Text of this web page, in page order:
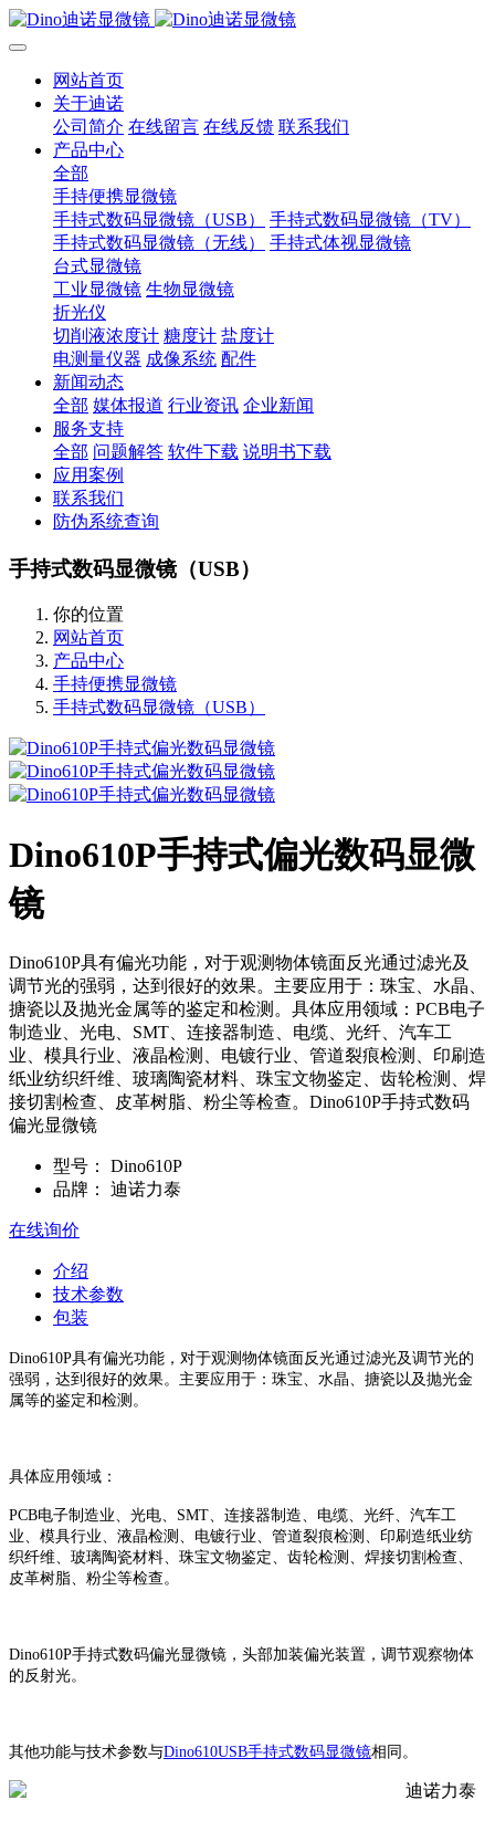
网站首页
关于迪诺
公司简介 在线留言 在线反馈 联系我们
产品中心
全部
手持便携显微镜
手持式数码显微镜（USB）
手持式数码显微镜（TV）
手持式数码显微镜（无线）
手持式体视显微镜
台式显微镜
工业显微镜 生物显微镜
折光仪
切削液浓度计 糖度计 盐度计
电测量仪器 成像系统 配件
新闻动态
全部 媒体报道 行业资讯 企业新闻
服务支持
全部 问题解答 软件下载 说明书下载
应用案例
联系我们
防伪系统查询
手持式数码显微镜（USB）
你的位置
网站首页
产品中心
手持便携显微镜
手持式数码显微镜（USB）
Dino610P手持式偏光数码显微
镜
Dino610P具有偏光功能，对于观测物体镜面反光通过滤光及
调节光的强弱，达到很好的效果。主要应用于：珠宝、水晶、
搪瓷以及抛光金属等的鉴定和检测。具体应用领域：PCB电子
制造业、光电、SMT、连接器制造、电缆、光纤、汽车工
业、模具行业、液晶检测、电镀行业、管道裂痕检测、印刷造
纸业纺织纤维、玻璃陶瓷材料、珠宝文物鉴定、齿轮检测、焊
接切割检查、皮革树脂、粉尘等检查。Dino610P手持式数码
偏光显微镜
型号：
Dino610P
品牌：
迪诺力泰
在线询价
介绍
技术参数
包装
Dino610P具有偏光功能，对于观测物体镜面反光通过滤光及调节光的
强弱，达到很好的效果。主要应用于：珠宝、水晶、搪瓷以及抛光金
属等的鉴定和检测。
具体应用领域：
PCB电子制造业、光电、SMT、连接器制造、电缆、光纤、汽车工
业、模具行业、液晶检测、电镀行业、管道裂痕检测、印刷造纸业纺
织纤维、玻璃陶瓷材料、珠宝文物鉴定、齿轮检测、焊接切割检查、
皮革树脂、粉尘等检查。
Dino610P手持式数码偏光显微镜，头部加装偏光装置，调节观察物体
的反射光。
其他功能与技术参数与Dino610USB手持式数码显微镜相同。